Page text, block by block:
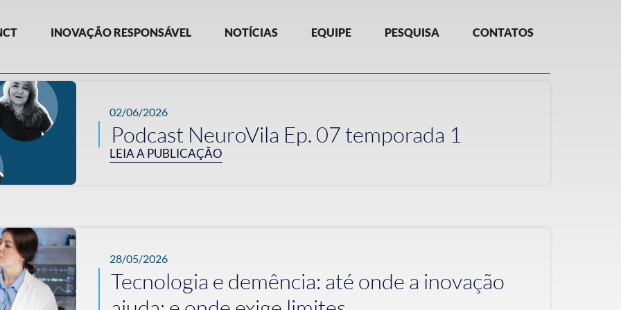
INOVAÇÃO RESPONSÁVEL NOTÍCIAS EQUIPE PESQUISA CONTATOS
02/06/2026
Podcast NeuroVila Ep. 07 temporada 1
LEIA A PUBLICAÇÃO
28/05/2026
Tecnologia e demência: até onde a inovação